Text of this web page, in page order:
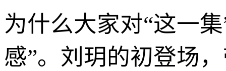
为什么大家对“这一
感”。刘玥的初登场